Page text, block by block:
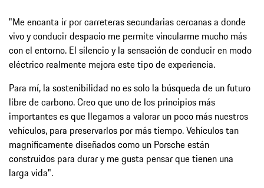
"Me encanta ir por carreteras secundarias cercanas a donde
vivo y conducir despacio me permite vincularme mucho más
con el entorno. El silencio y la sensación de conducir en modo
eléctrico realmente mejora este tipo de experiencia.
Para mí, la sostenibilidad no es solo la búsqueda de un futuro
libre de carbono. Creo que uno de los principios más
importantes es que llegamos a valorar un poco más nuestros
vehículos, para preservarlos por más tiempo. Vehículos tan
magníficamente diseñados como un Porsche están
construidos para durar y me gusta pensar que tienen una
larga vida".